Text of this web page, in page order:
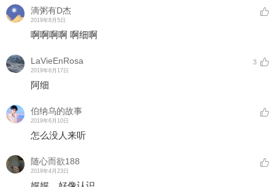
滴粥有D杰
2019年8月5日
啊啊啊啊 啊细啊
LaVieEnRosa
2019年6月17日
3
阿细
伯纳乌的故事
2019年6月10日
怎么没人来听
随心而欲188
2019年4月23日